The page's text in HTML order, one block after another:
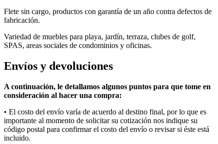
Flete sin cargo, productos con garantía de un año contra defectos de
fabricación.
Variedad de muebles para playa, jardín, terraza, clubes de golf,
SPAS, areas sociales de condominios y oficinas.
Envíos y devoluciones
A continuación, le detallamos algunos puntos para que tome en
consideración al hacer una compra:
• El costo del envío varía de acuerdo al destino final, por lo que es
importante al momento de solicitar su cotización nos indique su
código postal para confirmar el costo del envío o revisar si éste está
incluido.